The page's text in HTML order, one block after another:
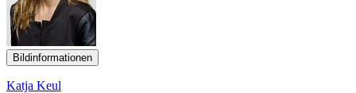
Bildinformationen
Katja Keul